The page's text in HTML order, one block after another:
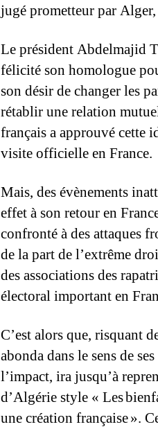
jugé prometteur par
Le président Abdelmajid
félicité son homologue
son désir de changer les
rétablir une relation
français a approuvé cette
visite officielle en France.
Mais, des évènements
effet à son retour en
confronté à des attaques
de la part de l’extrême
des associations des
électoral important en
C’est alors que, risquant
abonda dans le sens de
l’impact, ira jusqu’à
d’Algérie style « Les
une création française ».